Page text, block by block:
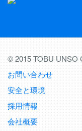
© 2015 TOBU UNSO
お問い合わせ
安全と環境
採用情報
会社概要